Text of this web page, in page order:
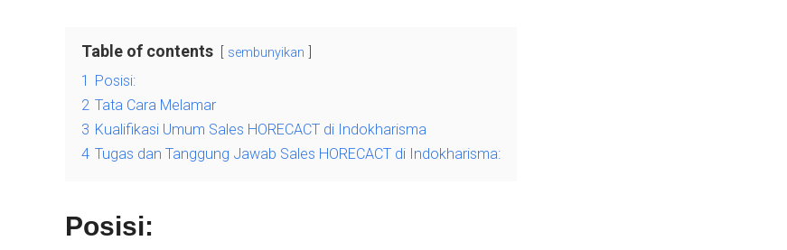
Table of contents sembunyikan
1
Posisi:
2 Tata Cara Melamar
3 Kualifikasi Umum Sales HORECACT di Indokharisma
4 Tugas dan Tanggung Jawab Sales HORECACT di Indokharisma:
Posisi: